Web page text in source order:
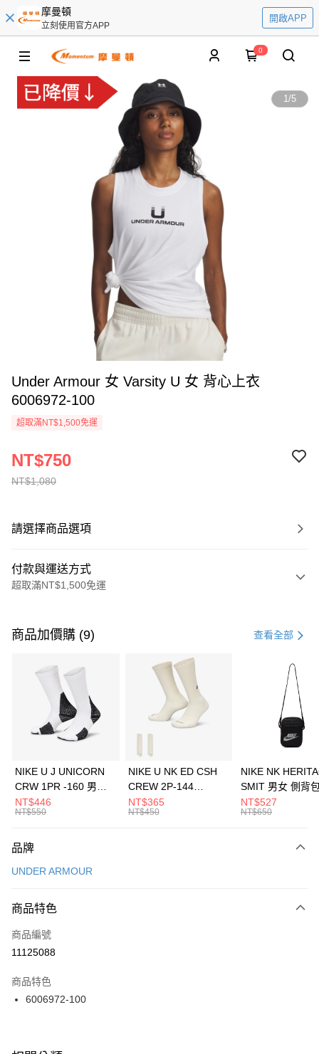
摩曼頓
立刻使用官方APP
開啟APP
0
1/5
Under Armour 女 Varsity U 女 背心上衣
6006972-100
超取滿NT$1,500免運
NT$1,080
NT$750
請選擇商品選項
付款與運送方式
超取滿NT$1,500免運
信用卡一次付款
3 期 0 利率 每期 21家銀行
合作金庫商業銀行
第一商業銀行
華南商業銀行
彰化商業銀行
上海商業儲蓄銀行
元大商業銀行
台灣樂天信用卡公司
Apple Pay
全盈+PAY
AFTEE先享後付
【關於「AFTEE先享後付」】
便利好安心！
３．安心：先確認商品／服務後，再付款。
【「AFTEE先享後付」結帳流程】
１．於結帳方式選擇「AFTEE先享後付」後，將跳轉至「AFTEE先享後付」
２．訂單成立數日內，您將收到繳費通知簡訊。
３．收到繳費通知簡訊後14天內，點擊此簡訊中的連結，可透過四大超商／
ATM／網路銀行／等多元方式進行付款，方視為交易完成。
運送方式
每筆NT$100，滿NT$1,500(含以上)免運費
宅配
每筆NT$100，滿NT$1,500(含以上)免運費
付款後門市自取
每筆NT$100，滿NT$1,500(含以上)免運費
商品加價購 (9) 查看全部
NIKE U J UNICORN
CRW 1PR -160 男女
中統襪 FZ3393100
NT$446
NT$550
NIKE U NK ED CSH
CREW 2P-144
EMBRDY 男女 短統襪
FZ3073133
NT$365
NT$450
NIKE NK
SMIT 男女 側背
BA5871010
NT$527
NT$650
品牌
UNDER ARMOUR
商品特色
商品編號
11125088
商品特色
6006972-100